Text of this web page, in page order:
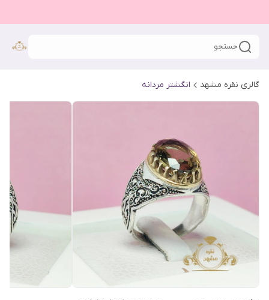
جستجو
گالری نقره مشهد انگشتر مردانه